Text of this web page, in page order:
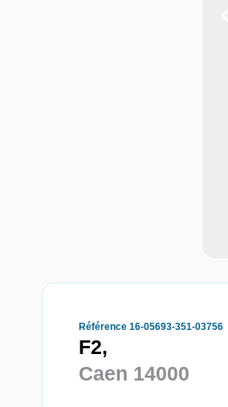
Référence 16-05693-351-03756
F2,
Caen 14000